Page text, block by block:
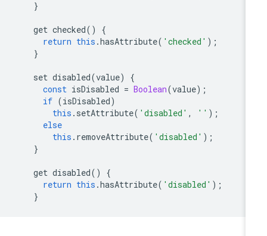
get checked ()
return this.hasAttribute('checked'
set disabled(value
const isDisabled = Boolean(value
if (isDisabled
this.setAttribute('disabled' , ''
else
this.removeAttribute('disabled'
get disabled ()
return this.hasAttribute('disabled'